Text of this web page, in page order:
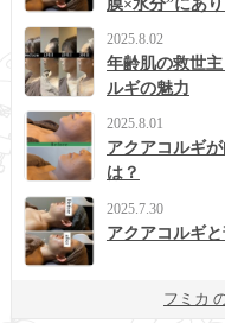
2025.8.02
年齢肌の救世
ルギの魅力
2025.8.01
アクアコルギ
は？
2025.7.30
アクアコルギ
フミカ